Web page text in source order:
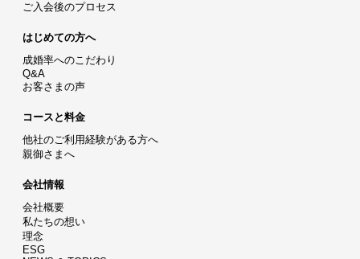
ご入会後のプロセス
はじめての方へ
成婚率へのこだわり
Q&A
お客さまの声
コースと料金
他社のご利用経験がある方へ
親御さまへ
会社情報
会社概要
私たちの想い
理念
ESG